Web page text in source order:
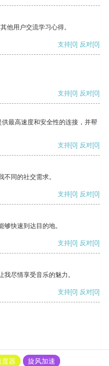
他用户交流学习心得。
支持[0] 反对[0]
支持[0] 反对[0]
最高速度和安全性的连接，并帮
支持[0] 反对[0]
同的社交需求。
支持[0] 反对[0]
快速到达目的地。
支持[0] 反对[0]
尽情享受音乐的魅力。
支持[0] 反对[0]
度器
旋风加速